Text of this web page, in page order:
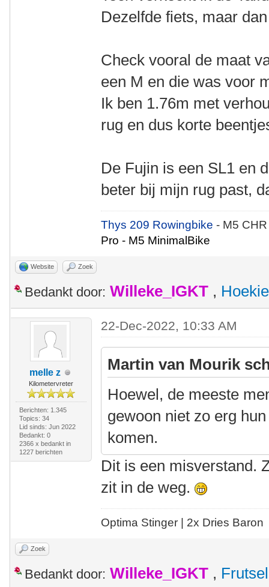
Dezelfde fiets, maar
Check vooral de maat
een M en die was voor
Ik ben 1.76m met
rug en dus korte
De Fujin is een SL1 en
beter bij mijn rug past,
Thys 209 Rowingbike- M5
Pro - M5 MinimalBike
Website Zoek
Bedankt door: Willeke_IGKT , Hoekie
melle z
Kilometervreter
Berichten: 1.345
Topics: 34
Lid sinds: Jun 2022
Bedankt: 0
2366 x bedankt in
1227 berichten
22-Dec-2022, 10:33 AM
Martin van Mourik
Hoewel, de meeste
gewoon niet zo erg
komen.
Dit is een misverstand.
zit in de weg.
Optima Stinger | 2x Dries Baron
Zoek
Bedankt door: Willeke_IGKT , Frutsel